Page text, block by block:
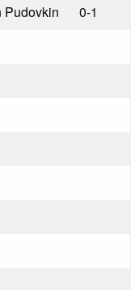
Pudovkin
0-1